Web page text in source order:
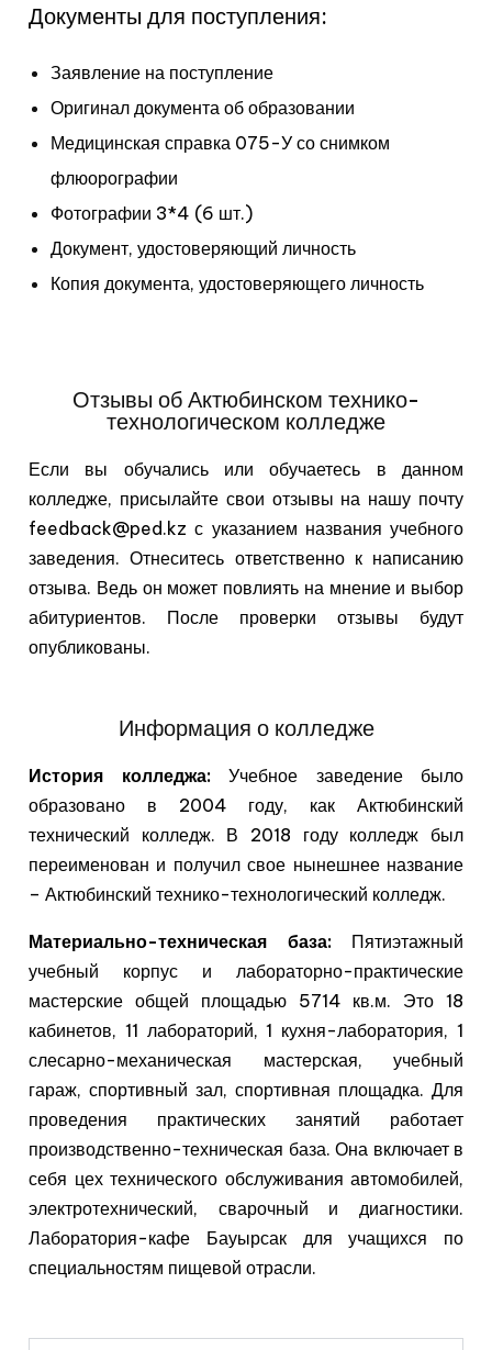
Документы для поступления:
Заявление на поступление
Оригинал документа об образовании
Медицинская справка 075-У со снимком
флюорографии
Фотографии 3*4 (6 шт.)
Документ, удостоверяющий личность
Копия документа, удостоверяющего личность
Отзывы об Актюбинском технико-
технологическом колледже
Если вы обучались или обучаетесь в данном
колледже, присылайте свои отзывы на нашу почту
feedback@ped.kz с указанием названия учебного
заведения. Отнеситесь ответственно к написанию
отзыва. Ведь он может повлиять на мнение и выбор
абитуриентов. После проверки отзывы будут
опубликованы.
Информация о колледже
История колледжа:Учебное заведение было
образовано в 2004 году, как Актюбинский
технический колледж. В 2018 году колледж был
переименован и получил свое нынешнее название
– Актюбинский технико-технологический колледж.
Материально-техническая база:Пятиэтажный
учебный корпус и лабораторно-практические
мастерские общей площадью 5714 кв.м. Это 18
кабинетов, 11 лабораторий, 1 кухня-лаборатория, 1
слесарно-механическая мастерская, учебный
гараж, спортивный зал, спортивная площадка. Для
проведения практических занятий работает
производственно-техническая база. Она включает в
себя цех технического обслуживания автомобилей,
электротехнический, сварочный и диагностики.
Лаборатория-кафе Бауырсак для учащихся по
специальностям пищевой отрасли.